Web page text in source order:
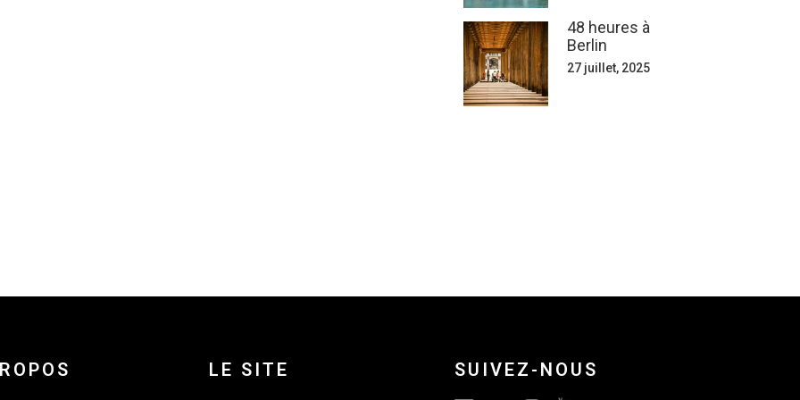
48 heures à
Berlin
27 juillet, 2025
LE SITE SUIVEZ-NOUS